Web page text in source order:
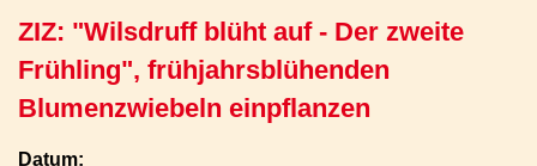
ZIZ: "Wilsdruff blüht auf - Der zweite
Frühling", frühjahrsblühenden
Blumenzwiebeln einpflanzen
Datum: